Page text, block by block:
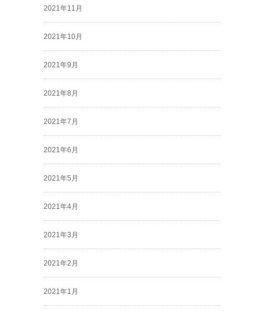
2021年11月
2021年10月
2021年9月
2021年8月
2021年7月
2021年6月
2021年5月
2021年4月
2021年3月
2021年2月
2021年1月